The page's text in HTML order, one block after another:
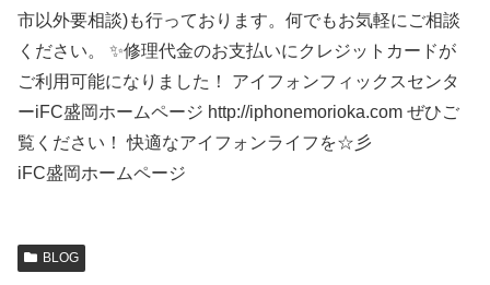
市以外要相談)も行っております。何でもお気軽にご相談
ください。 ✨修理代金のお支払いにクレジットカードが
ご利用可能になりました！ アイフォンフィックスセンタ
ーiFC盛岡ホームページ http://iphonemorioka.com ぜひご
覧ください！ 快適なアイフォンライフを☆彡
iFC盛岡ホームページ
BLOG